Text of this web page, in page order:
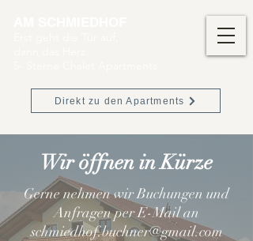
Direkt zu den Apartments
Wir öffnen in Kürze
Gerne nehmen wir Buchungen und
Anfragen per E-Mail an
schmiedhof.buchner@gmail.com